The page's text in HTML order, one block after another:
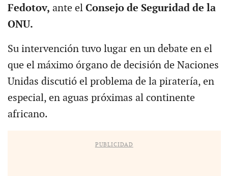
Fedotov, ante el Consejo de Seguridad de la
ONU.
Su intervención tuvo lugar en un debate en el
que el máximo órgano de decisión de Naciones
Unidas discutió el problema de la piratería, en
especial, en aguas próximas al continente
africano.
PUBLICIDAD